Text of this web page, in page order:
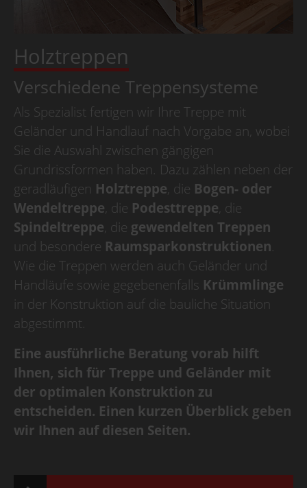
vom 10.08.2026
bis 30.08.2026,
KW 33/34/35,
ab dem 31.08.2026
sind wir wieder für Sie da.
Betriebsurlaub
Wir haben Betriebsurlaub
vom 10.08.2026
bis 30.08.2026,
KW 33/34/35,
ab dem 31.08.2026
sind wir wieder für Sie da.
Holztreppen
Verschiedene Treppensysteme
Als Spezialist fertigen wir Ihre Treppe mit
Geländer und Handlauf nach Vorgabe an, wobei
Sie die Auswahl zwischen gängigen
Grundrissformen haben. Dazu zählen neben der
geradläufigen Holztreppe , die Bogen- oder
Wendeltreppe , die Podesttreppe , die
Spindeltreppe , die gewendelten Treppen
und besondere Raumsparkonstruktionen.
Wie die Treppen werden auch Geländer und
Handläufe sowie gegebenenfalls Krümmlinge
in der Konstruktion auf die bauliche Situation
abgestimmt.
Eine ausführliche Beratung vorab hilft
Ihnen, sich für Treppe und Geländer mit
der optimalen Konstruktion zu
entscheiden. Einen kurzen Überblick geben
wir Ihnen auf diesen Seiten.